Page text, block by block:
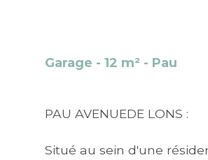
Garage - 12 m² - Pau
PAU AVENUEDE LONS :
Situé au sein d'une